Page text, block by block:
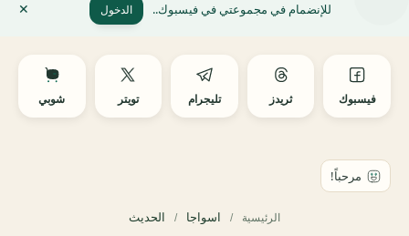
للإنضمام في مجموعتي في فيسبوك.. الدخول
فيسبوك ثريدز تليجرام تويتر شوبي
الرئيسية اسواجا الحديث